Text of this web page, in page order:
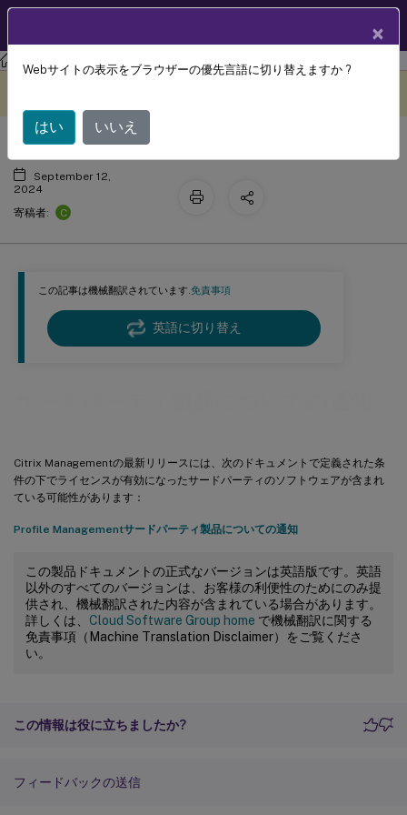
Profile Management Profile Management 2407
この記事は機械翻訳されています.免責事項
英語に切り替え
Citrix Managementの最新リリースには、次のドキュメントで定義された条
件の下でライセンスが有効になったサードパーティのソフトウェアが含まれ
ている可能性があります：
Profile Managementサードパーティ製品についての通知
この製品ドキュメントの正式なバージョンは英語版です。英語
以外のすべてのバージョンは、お客様の利便性のためにのみ提
供され、機械翻訳された内容が含まれている場合があります。
詳しくは、 Cloud Software Group home で機械翻訳に関する
免責事項（Machine Translation Disclaimer）をご覧くださ
い。
この情報は役に立ちましたか?
フィードバックの送信
サードパーティ製品についての通知
September 12,
2024
寄稿者:
C
×
Webサイトの表示をブラウザーの優先言語に切り替えますか ?
はい いいえ